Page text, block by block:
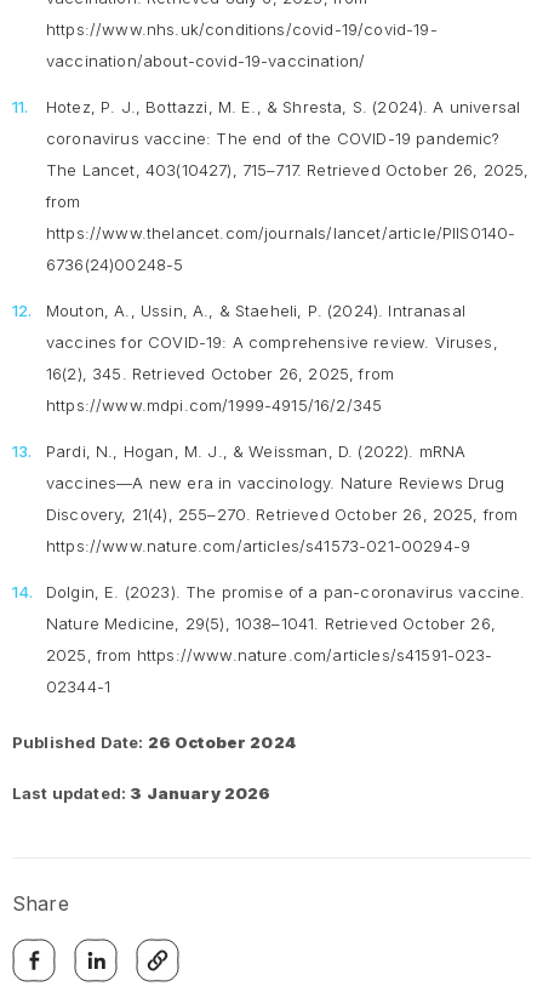
https://www.nhs.uk/conditions/covid-19/covid-19-
vaccination/about-covid-19-vaccination/
Hotez, P. J., Bottazzi, M. E., & Shresta, S. (2024). A universal
coronavirus vaccine: The end of the COVID-19 pandemic?
The Lancet, 403(10427), 715–717. Retrieved October 26, 2025,
from
https://www.thelancet.com/journals/lancet/article/PIIS0140-
6736(24)00248-5
Mouton, A., Ussin, A., & Staeheli, P. (2024). Intranasal
vaccines for COVID-19: A comprehensive review. Viruses,
16(2), 345. Retrieved October 26, 2025, from
https://www.mdpi.com/1999-4915/16/2/345
Pardi, N., Hogan, M. J., & Weissman, D. (2022). mRNA
vaccines—A new era in vaccinology. Nature Reviews Drug
Discovery, 21(4), 255–270. Retrieved October 26, 2025, from
https://www.nature.com/articles/s41573-021-00294-9
Dolgin, E. (2023). The promise of a pan-coronavirus vaccine.
Nature Medicine, 29(5), 1038–1041. Retrieved October 26,
2025, from https://www.nature.com/articles/s41591-023-
02344-1
Published Date: 26 October 2024
Last updated: 3 January 2026
Share